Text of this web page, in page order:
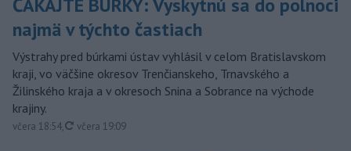
ČAKAJTE BÚRKY: Vyskytnú sa do polnoci
najmä v týchto častiach
Výstrahy pred búrkami ústav vyhlásil v celom Bratislavskom
kraji, vo väčšine okresov Trenčianskeho, Trnavského a
Žilinského kraja a v okresoch Snina a Sobrance na východe
krajiny.
včera 18:54, aktualizované
včera 19:09